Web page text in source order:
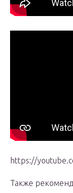
https://
Также